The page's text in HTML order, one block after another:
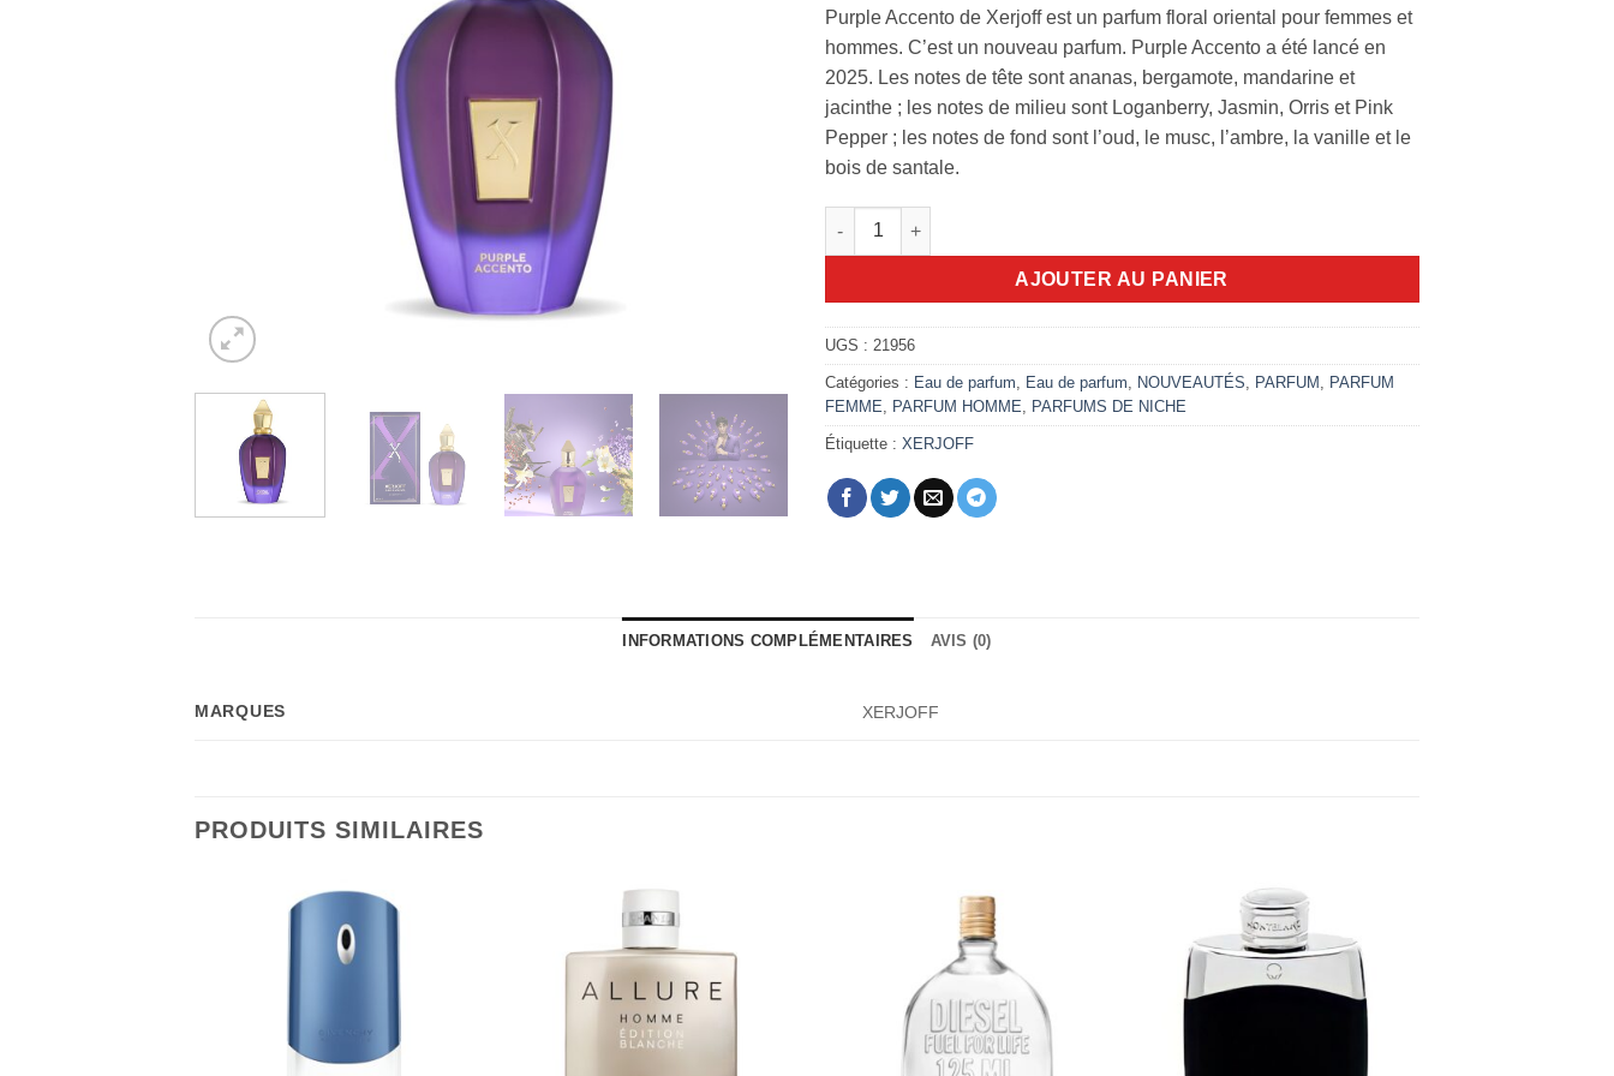
Purple Accento de Xerjoff est un parfum floral oriental pour femmes et
hommes. C’est un nouveau parfum. Purple Accento a été lancé en
2025. Les notes de tête sont ananas, bergamote, mandarine et
jacinthe ; les notes de milieu sont Loganberry, Jasmin, Orris et Pink
Pepper ; les notes de fond sont l’oud, le musc, l’ambre, la vanille et le
bois de santale.
quantité de Xerjoff Purple Accento 100ml EDP
AJOUTER AU PANIER
UGS : 21956
Catégories : Eau de parfum, Eau de parfum, NOUVEAUTÉS, PARFUM , PARFUM
FEMME, PARFUM HOMME, PARFUMS DE NICHE
Étiquette : XERJOFF
INFORMATIONS COMPLÉMENTAIRES AVIS (0)
MARQUES XERJOFF
PRODUITS SIMILAIRES